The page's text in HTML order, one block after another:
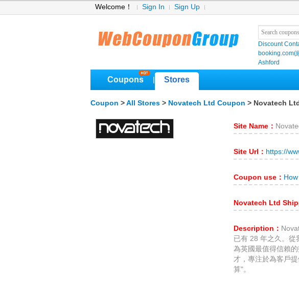
Welcome！ Sign In Sign Up
Discount
booking.com(
Ashford
Coupons Stores
Coupon > All Stores > Novatech Ltd Coupon > Novatech Ltd
Site Name：
Site Url： https://
Coupon use：
Novatech Ltd
Description：
已有 28 年之久。從
為英國最值得信賴
才，專注於為客戶
算"。